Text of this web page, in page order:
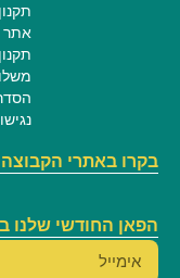
תקנון
אתר
תקנון
בקרו באתרי
הפאן החודשי שלנו